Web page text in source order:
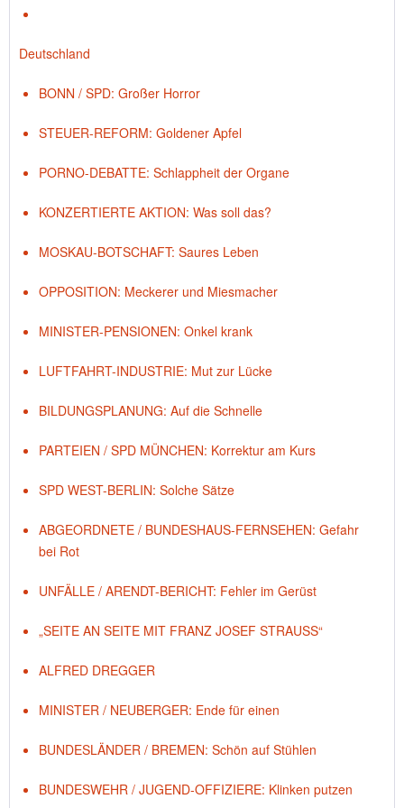
Deutschland
BONN / SPD: Großer Horror
STEUER-REFORM: Goldener Apfel
PORNO-DEBATTE: Schlappheit der Organe
KONZERTIERTE AKTION: Was soll das?
MOSKAU-BOTSCHAFT: Saures Leben
OPPOSITION: Meckerer und Miesmacher
MINISTER-PENSIONEN: Onkel krank
LUFTFAHRT-INDUSTRIE: Mut zur Lücke
BILDUNGSPLANUNG: Auf die Schnelle
PARTEIEN / SPD MÜNCHEN: Korrektur am Kurs
SPD WEST-BERLIN: Solche Sätze
ABGEORDNETE / BUNDESHAUS-FERNSEHEN: Gefahr
bei Rot
UNFÄLLE / ARENDT-BERICHT: Fehler im Gerüst
„SEITE AN SEITE MIT FRANZ JOSEF STRAUSS“
ALFRED DREGGER
MINISTER / NEUBERGER: Ende für einen
BUNDESLÄNDER / BREMEN: Schön auf Stühlen
BUNDESWEHR / JUGEND-OFFIZIERE: Klinken putzen